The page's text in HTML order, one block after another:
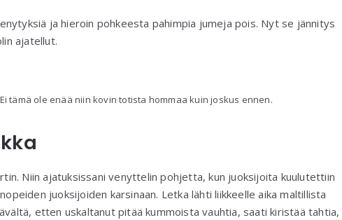
ja hieroin pohkeesta pahimpia jumeja pois. Nyt se jännitys
ajatellut.
tämä ole enää niin kovin totista hommaa kuin joskus ennen.
Niin ajatuksissani venyttelin pohjetta, kun juoksijoita kuulutettiin
juoksijoiden karsinaan. Letka lähti liikkeelle aika maltillista
etten uskaltanut pitää kummoista vauhtia, saati kiristää tahtia,